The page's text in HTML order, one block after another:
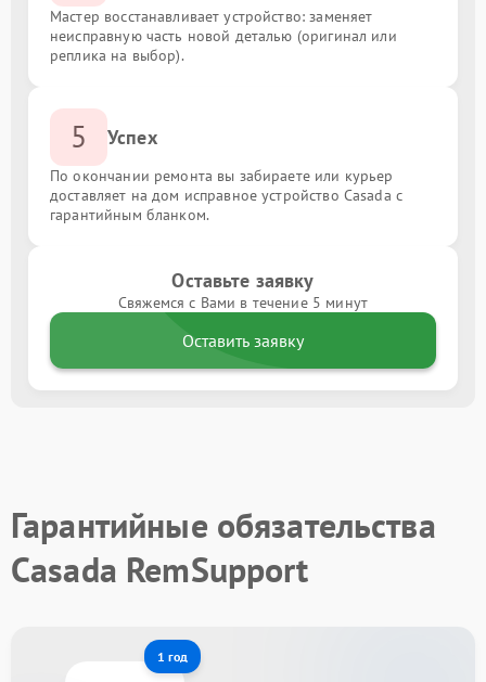
Мастер восстанавливает устройство: заменяет
неисправную часть новой деталью (оригинал или
реплика на выбор).
5 Успех
По окончании ремонта вы забираете или курьер
доставляет на дом исправное устройство Casada с
гарантийным бланком.
Оставьте заявку
Свяжемся с Вами в течение 5 минут
Оставить заявку
Гарантийные обязательства
Casada RemSupport
1 год